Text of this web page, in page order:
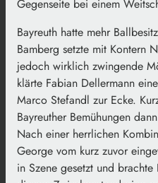
Gegenseite bei einem
Bayreuth hatte mehr
Bamberg setzte mit Kontern
jedoch wirklich zwingende
klärte Fabian Dellermann
Marco Stefandl zur Ecke.
Bayreuther Bemühungen
Nach einer herrlichen
George vom kurz zuvor
in Szene gesetzt und